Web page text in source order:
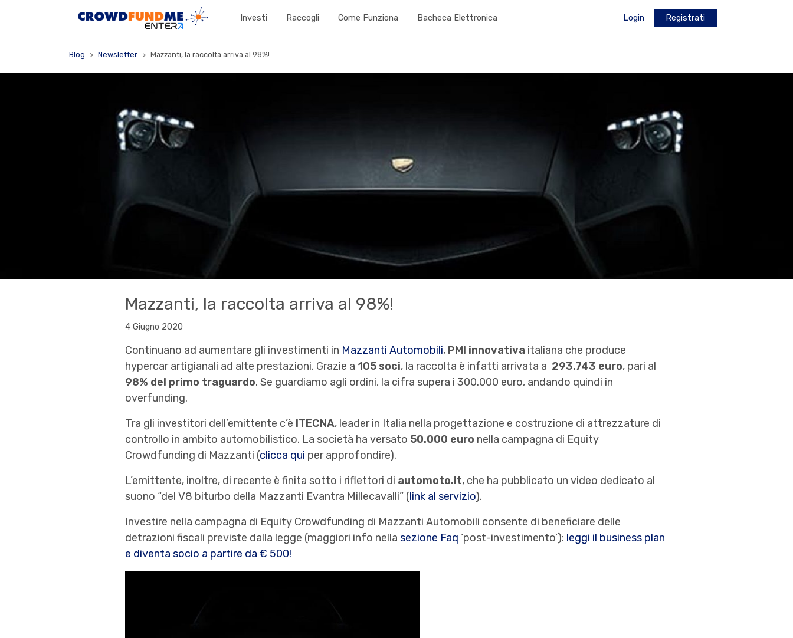
Investi Raccogli Come Funziona Bacheca Elettronica Login Registrati
Blog Newsletter Mazzanti, la raccolta arriva al 98%!
Mazzanti, la raccolta arriva al 98%!
4 Giugno 2020
Continuano ad aumentare gli investimenti in Mazzanti Automobili, PMI innovativa italiana che produce
hypercar artigianali ad alte prestazioni. Grazie a 105 soci, la raccolta è infatti arrivata a 293.743 euro, pari al
98% del primo traguardo. Se guardiamo agli ordini, la cifra supera i 300.000 euro, andando quindi in
overfunding.
Tra gli investitori dell’emittente c’è ITECNA, leader in Italia nella progettazione e costruzione di attrezzature di
controllo in ambito automobilistico. La società ha versato 50.000 euro nella campagna di Equity
Crowdfunding di Mazzanti (clicca qui per approfondire).
L’emittente, inoltre, di recente è finita sotto i riflettori di automoto.it, che ha pubblicato un video dedicato al
suono “del V8 biturbo della Mazzanti Evantra Millecavalli” (link al servizio).
Investire nella campagna di Equity Crowdfunding di Mazzanti Automobili consente di beneficiare delle
detrazioni fiscali previste dalla legge (maggiori info nella sezione Faq ‘post-investimento’): leggi il business plan
e diventa socio a partire da € 500!